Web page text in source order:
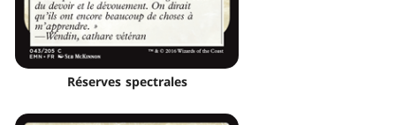
Réserves spectrales